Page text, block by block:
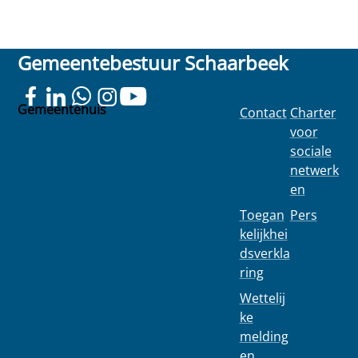
Gemeentebestuur Schaarbeek
Gemeentehuis
Contact
Toegan
kelijkhei
dsverkla
ring
Wettelij
ke
melding
Charter
voor
sociale
netwerk
en
Pers